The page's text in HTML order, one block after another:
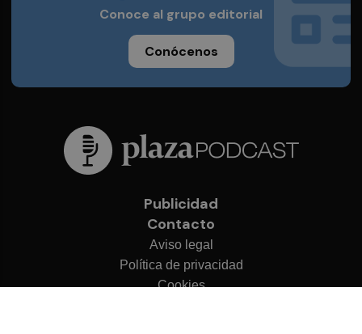
Conoce al grupo editorial
Conócenos
Publicidad
Contacto
Aviso legal
Política de privacidad
Cookies